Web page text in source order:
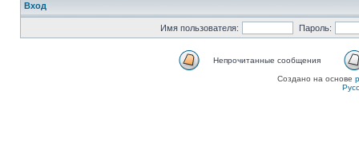
Вход
Имя пользователя: Пароль:
Непрочитанные сообщения
Создано на основе